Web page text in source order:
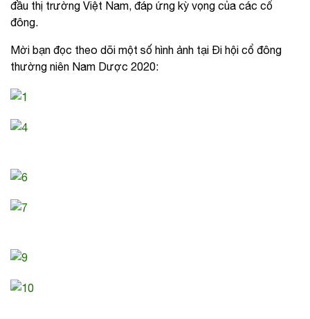
đầu thị trường Việt Nam, đáp ứng kỳ vọng của các cổ
đông.
Mời bạn đọc theo dõi một số hình ảnh tại Đi hội cổ đông
thường niên Nam Dược 2020: